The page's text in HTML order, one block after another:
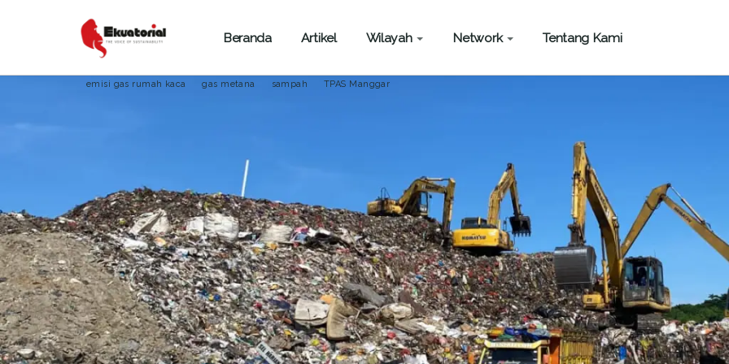
Beranda Artikel Wilayah Network Tentang Kami
ENERGI
emisi gas rumah kaca gas metana sampah TPAS Manggar